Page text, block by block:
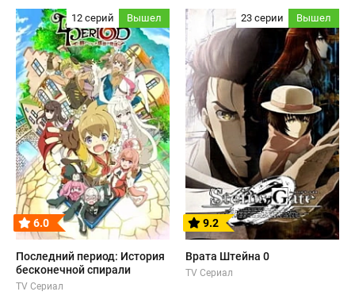
12 серий Вышел
6.0
Последний период: История
бесконечной спирали
TV Сериал
23 серии Вышел
9.2
Врата Штейна 0
TV Сериал